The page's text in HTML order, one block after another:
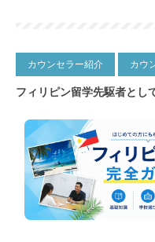
カウンセラー紹介 カウ
フィリピン留学先駆者とし